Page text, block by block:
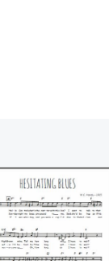
Hesitating blues
(W.C. handy)